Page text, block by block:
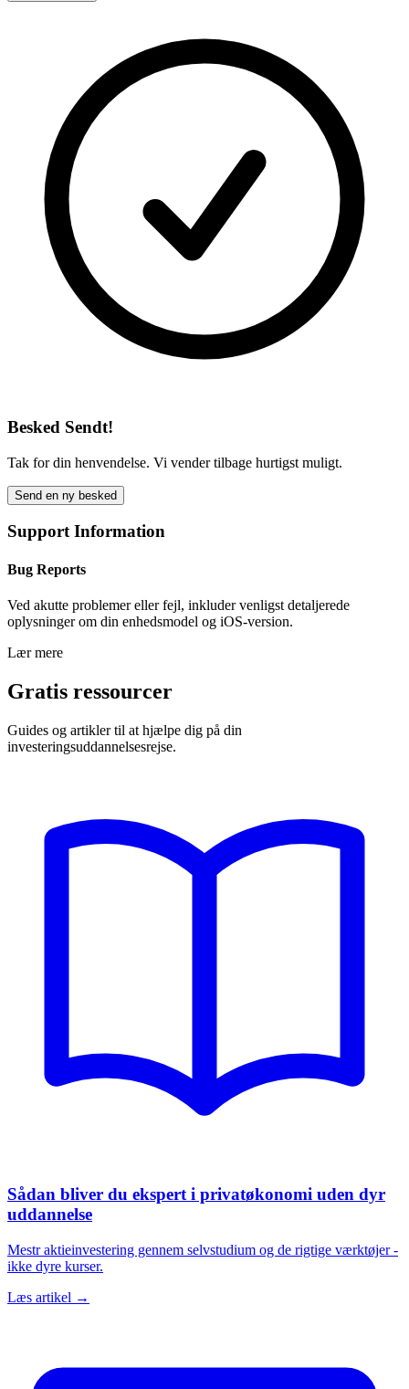
Besked Sendt!
Tak for din henvendelse. Vi vender tilbage hurtigst muligt.
Send en ny besked
Support Information
Bug Reports
Ved akutte problemer eller fejl, inkluder venligst detaljerede
oplysninger om din enhedsmodel og iOS-version.
Lær mere
Gratis ressourcer
Guides og artikler til at hjælpe dig på din
investeringsuddannelsesrejse.
Sådan bliver du ekspert i privatøkonomi uden dyr
uddannelse
Mestr aktieinvestering gennem selvstudium og de rigtige værktøjer -
ikke dyre kurser.
Læs artikel →